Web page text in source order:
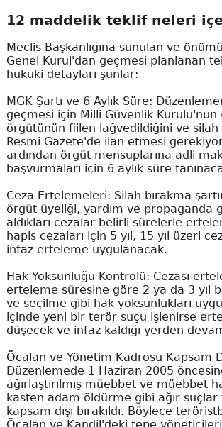
12 maddelik teklif neleri
Meclis Başkanlığına sunulan ve
Genel Kurul'dan geçmesi planlanan
hukuki detayları şunlar:
MGK Şartı ve 6 Aylık Süre:
geçmesi için Milli Güvenlik Kurulu'nun
örgütünün fiilen lağvedildiğini ve silah
Resmi Gazete'de ilan etmesi
ardından örgüt mensuplarına adli
başvurmaları için 6 aylık süre
Ceza Ertelemeleri: Silah bırakma
örgüt üyeliği, yardım ve propaganda
aldıkları cezalar belirli sürelerle
hapis cezaları için 5 yıl, 15 yıl üzeri
infaz erteleme uygulanacak.
Hak Yoksunluğu Kontrolü: Cezası
erteleme süresine göre 2 ya da 3 yıl
ve seçilme gibi hak yoksunlukları
içinde yeni bir terör suçu işlenirse
düşecek ve infaz kaldığı yerden
Öcalan ve Yönetim Kadrosu Kapsam
Düzenlemede 1 Haziran 2005
ağırlaştırılmış müebbet ve müebbet
kasten adam öldürme gibi ağır
kapsam dışı bırakıldı. Böylece